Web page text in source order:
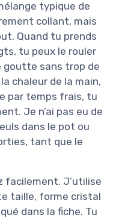
typique de
collant, mais
Quand tu prends
tu peux le rouler
goutte sans trop de
chaleur de la main,
par temps frais, tu
Je n’ai pas eu de
dans le pot ou
tant que le
facilement. J’utilise
taille, forme cristal
dans la fiche. Tu